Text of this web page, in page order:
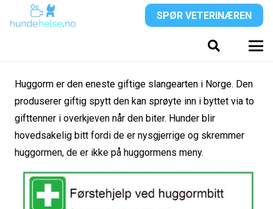
SPØR VETERINÆREN
Huggorm er den eneste giftige slangearten i Norge. Den
produserer giftig spytt den kan sprøyte inn i byttet via to
gifttenner i overkjeven når den biter. Hunder blir
hovedsakelig bitt fordi de er nysgjerrige og skremmer
huggormen, de er ikke på huggormens meny.